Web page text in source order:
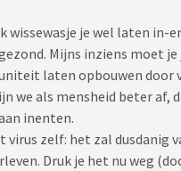
wissewasje je wel laten in-
Mijns inziens moet je
laten opbouwen door
we als mensheid beter af,
inenten.
virus zelf: het zal dusdanig
Druk je het nu weg